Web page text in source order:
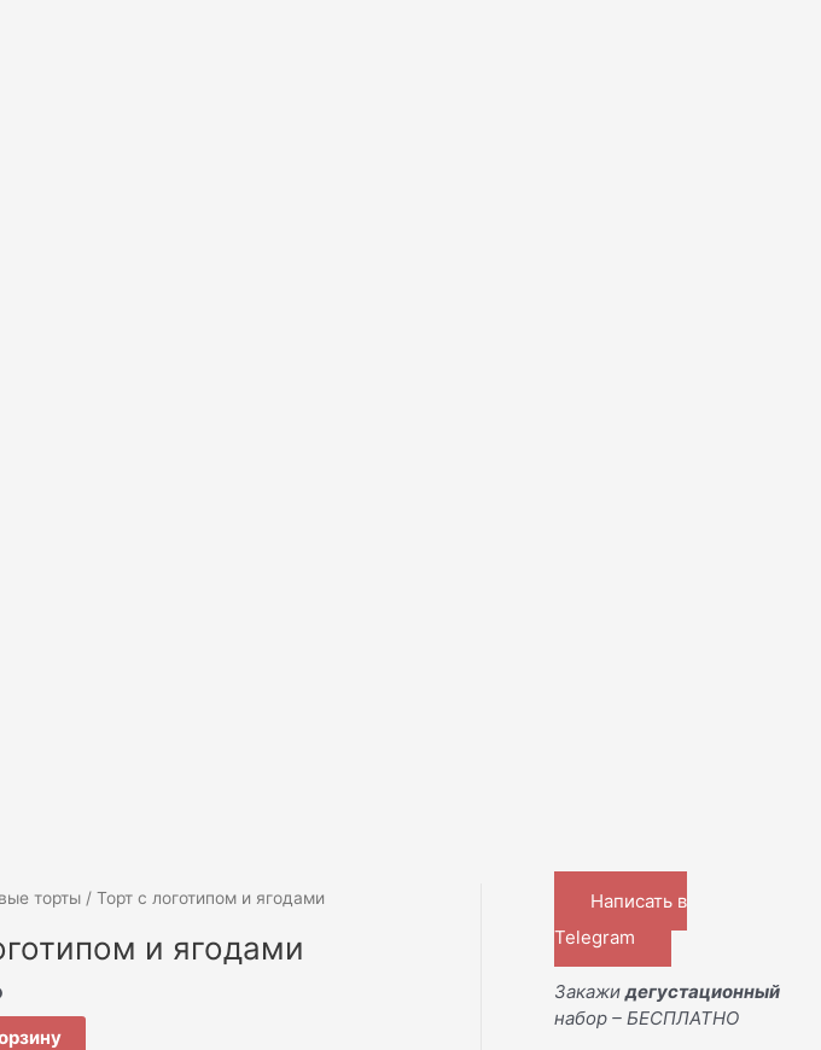
торты / Торт с логотипом и ягодами
и ягодами
Написать в
Telegram
Закажидегустационный
набор – БЕСПЛАТНО